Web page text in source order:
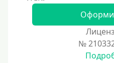
Под залог недвижимости
Под ПТС по доверенности
№